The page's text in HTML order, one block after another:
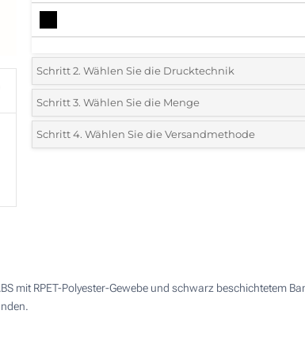
Schritt 2. Wählen Sie die Drucktechnik
*Wählen Sie die Druck- und Farbtechniken für Ihr Logo:
1 Farbig (Auf der Vorderseite)
Doming mit Harz (Auf der Vorderseite)
Schritt 3. Wählen Sie die Menge
*Bitte wählen Sie Ihre gewünschte Menge
50
Schritt 4. Wählen Sie die Versandmethode
mit RPET-Polyester-Gewebe und schwarz beschichtetem